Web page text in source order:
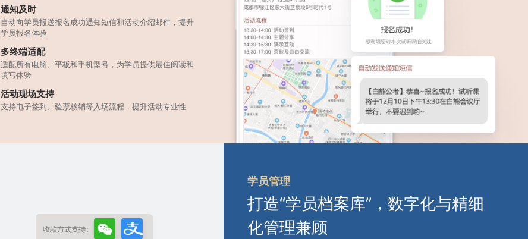
通知及时
自动向学员报送报名成功通知短信和活动介绍邮件，提升
学员报名体验
多终端适配
适配所有电脑、平板和手机型号，为学员提供最佳阅读和
填写体验
活动现场支持
支持电子签到、验票核销等入场流程，提升活动专业性
学员管理
打造“学员档案库”，数字化与精细
化管理兼顾